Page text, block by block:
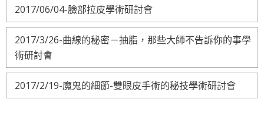
2017/06/04-臉部拉皮學術研討會
2017/3/26-曲線的秘密－抽脂，那些大師不告訴你的事學
術研討會
2017/2/19-魔鬼的細節-雙眼皮手術的秘技學術研討會